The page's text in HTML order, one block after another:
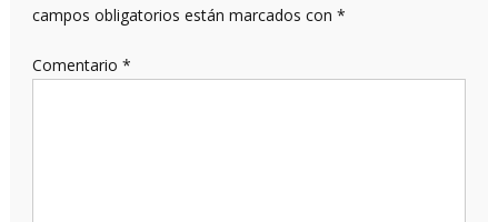
campos obligatorios están marcados con *
Comentario *